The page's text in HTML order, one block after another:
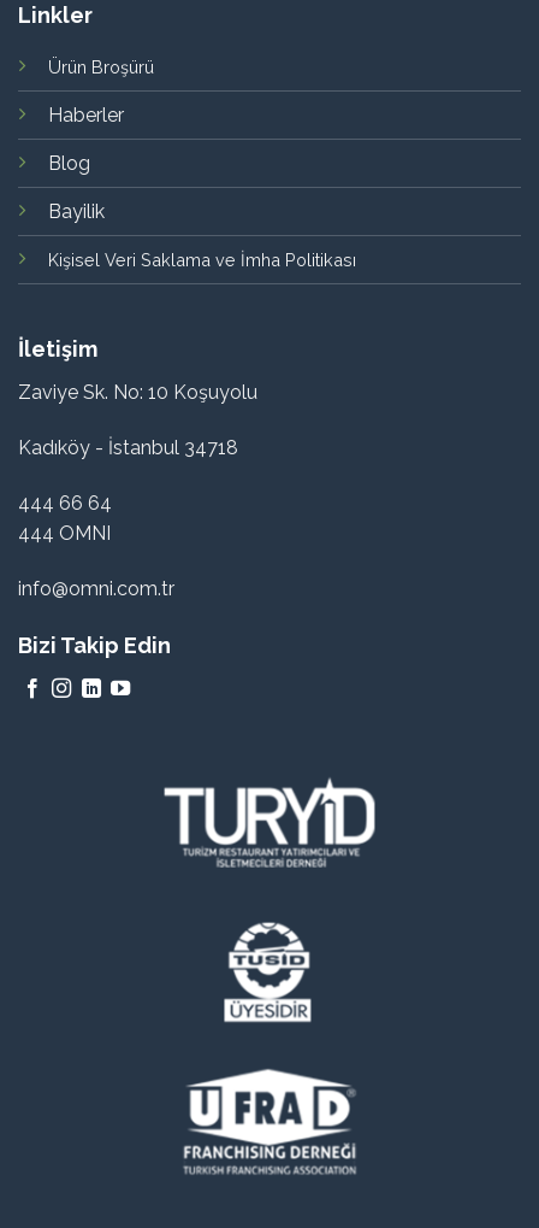
Linkler
Ürün Broşürü
Haberler
Blog
Bayilik
Kişisel Veri Saklama ve İmha Politikası
İletişim
Zaviye Sk. No: 10 Koşuyolu
Kadıköy - İstanbul 34718
444 66 64
444 OMNI
info@omni.com.tr
Bizi Takip Edin